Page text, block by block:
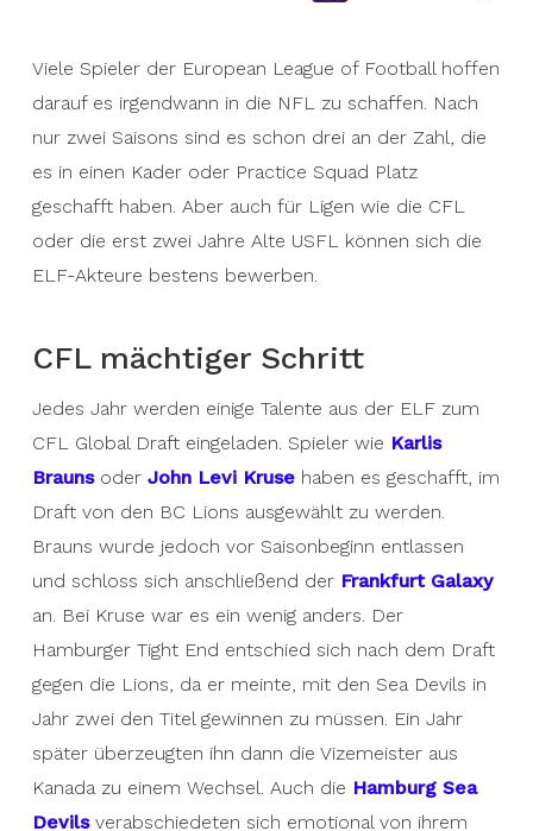
Viele Spieler der European League of Football hoffen
darauf es irgendwann in die NFL zu schaffen. Nach
nur zwei Saisons sind es schon drei an der Zahl, die
es in einen Kader oder Practice Squad Platz
geschafft haben. Aber auch für Ligen wie die CFL
oder die erst zwei Jahre Alte USFL können sich die
ELF-Akteure bestens bewerben.
CFL mächtiger Schritt
Jedes Jahr werden einige Talente aus der ELF zum
CFL Global Draft eingeladen. Spieler wie Karlis
Braunsoder John Levi Krusehaben es geschafft, im
Draft von den BC Lions ausgewählt zu werden.
Brauns wurde jedoch vor Saisonbeginn entlassen
und schloss sich anschließend der Frankfurt Galaxy
an. Bei Kruse war es ein wenig anders. Der
Hamburger Tight End entschied sich nach dem Draft
gegen die Lions, da er meinte, mit den Sea Devils in
Jahr zwei den Titel gewinnen zu müssen. Ein Jahr
später überzeugten ihn dann die Vizemeister aus
Kanada zu einem Wechsel. Auch die Hamburg Sea
Devilsverabschiedeten sich emotional von ihrem